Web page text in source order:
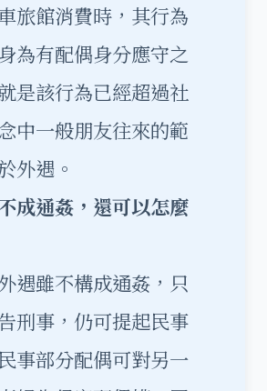
旅館消費時，其行為
為有配偶身分應守之
是該行為已經超過社
中一般朋友往來的範
外遇。
成通姦，還可以怎麼
遇雖不構成通姦，只
刑事，仍可提起民事
事部分配偶可對另一